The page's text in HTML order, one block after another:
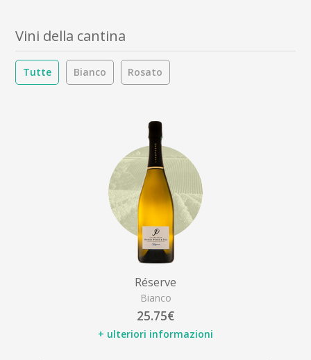
Vini della cantina
Tutte Bianco Rosato
Réserve
Bianco
25.75€
+ ulteriori informazioni